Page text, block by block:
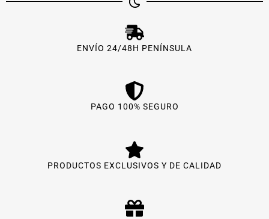
ENVÍO 24/48H PENÍNSULA
PAGO 100% SEGURO
PRODUCTOS EXCLUSIVOS Y DE CALIDAD